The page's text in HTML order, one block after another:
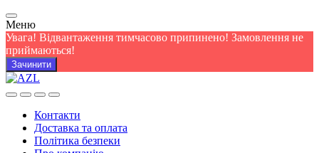
Меню
Увага! Відвантаження тимчасово припинено! Замовлення не
приймаються!
Зачинити
Контакти
Доставка та оплата
Політика безпеки